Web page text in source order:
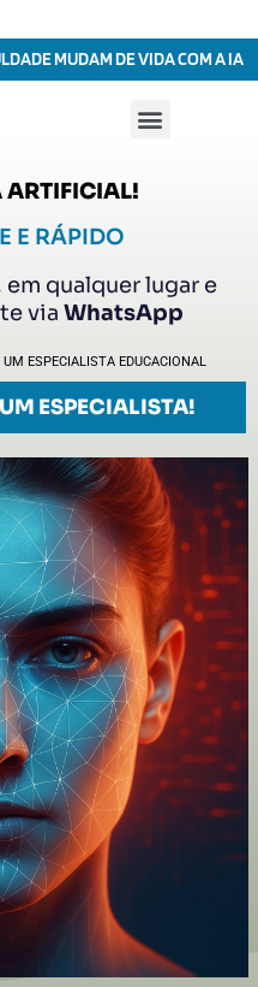
MUDAM DE VIDA COM A IA
E RÁPIDO
qualquer lugar e
via WhatsApp
ESPECIALISTA EDUCACIONAL
ESPECIALISTA!